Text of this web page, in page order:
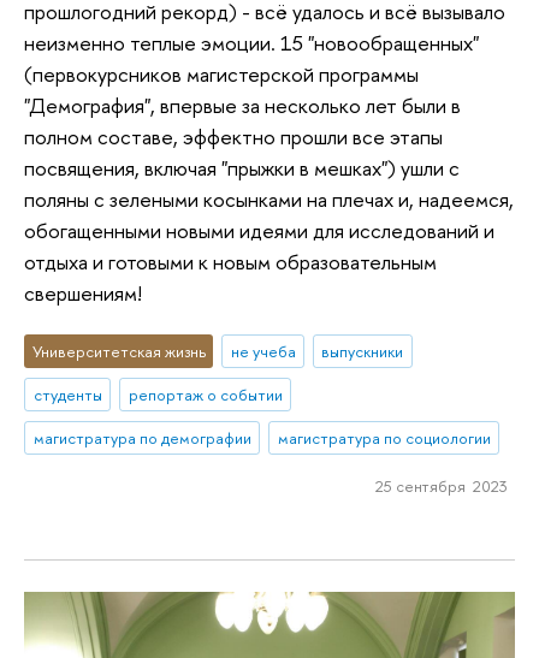
прошлогодний рекорд) - всё удалось и всё вызывало
неизменно теплые эмоции. 15 "новообращенных"
(первокурсников магистерской программы
"Демография", впервые за несколько лет были в
полном составе, эффектно прошли все этапы
посвящения, включая "прыжки в мешках") ушли с
поляны с зелеными косынками на плечах и, надеемся,
обогащенными новыми идеями для исследований и
отдыха и готовыми к новым образовательным
свершениям!
Университетская жизнь не учеба
выпускники
студенты
репортаж о событии
магистратура по демографии
магистратура по социологии
25 сентября 2023